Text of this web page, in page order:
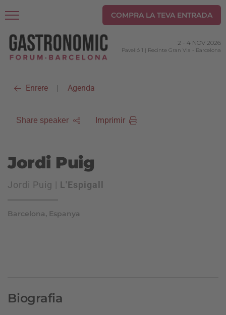
COMPRA LA TEVA ENTRADA
2 - 4 NOV 2026
Pavelló 1 | Recinte Gran Via - Barcelona
Enrere | Agenda
Share speaker Imprimir
Jordi Puig
Jordi Puig | L'Espigall
Barcelona, Espanya
Biografia